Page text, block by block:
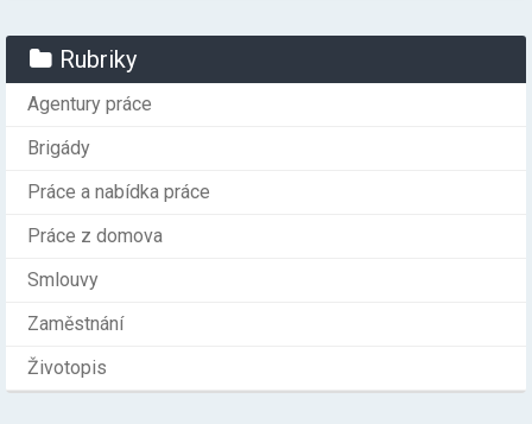
Rubriky
Agentury práce
Brigády
Práce a nabídka práce
Práce z domova
Smlouvy
Zaměstnání
Životopis